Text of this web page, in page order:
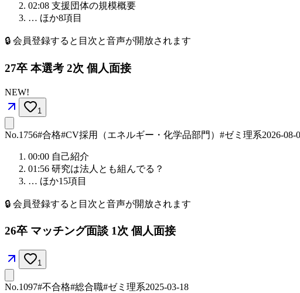
02:08 支援団体の規模概要
… ほか8項目
🔒 会員登録すると目次と音声が開放されます
27卒 本選考 2次 個人面接
NEW!
1
No.1756#合格#CV採用（エネルギー・化学品部門） #ゼミ理系2026-08-
00:00 自己紹介
01:56 研究は法人とも組んでる？
… ほか15項目
🔒 会員登録すると目次と音声が開放されます
26卒 マッチング面談 1次 個人面接
1
No.1097#不合格#総合職#ゼミ理系2025-03-18